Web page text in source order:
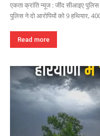
एकता क्रांति न्यूज : जींद सीआइए
पुलिस ने दो आरोपियों को 9 हथियार,
Read more